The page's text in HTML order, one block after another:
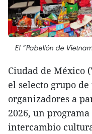
El “Pabellón de
Ciudad de México
el selecto grupo
organizadores a
2026, un
intercambio